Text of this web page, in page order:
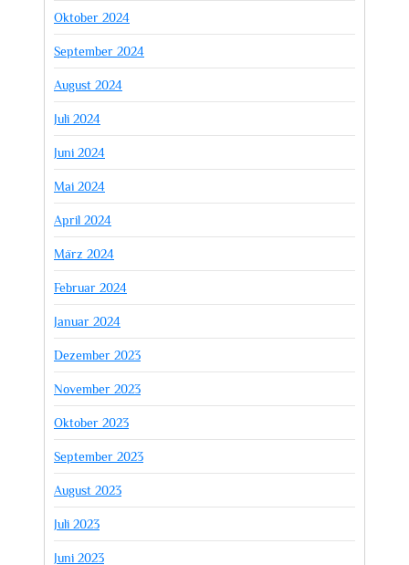
Oktober 2024
September 2024
August 2024
Juli 2024
Juni 2024
Mai 2024
April 2024
März 2024
Februar 2024
Januar 2024
Dezember 2023
November 2023
Oktober 2023
September 2023
August 2023
Juli 2023
Juni 2023